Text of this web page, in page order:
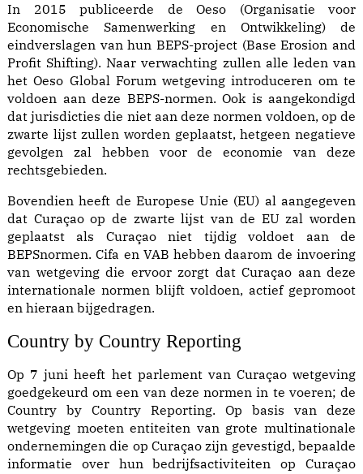
In 2015 publiceerde de Oeso (Organisatie voor
Economische Samenwerking en Ontwikkeling) de
eindverslagen van hun BEPS-project (Base Erosion and
Profit Shifting). Naar verwachting zullen alle leden van
het Oeso Global Forum wetgeving introduceren om te
voldoen aan deze BEPS-normen. Ook is aangekondigd
dat jurisdicties die niet aan deze normen voldoen, op de
zwarte lijst zullen worden geplaatst, hetgeen negatieve
gevolgen zal hebben voor de economie van deze
rechtsgebieden.
Bovendien heeft de Europese Unie (EU) al aangegeven
dat Curaçao op de zwarte lijst van de EU zal worden
geplaatst als Curaçao niet tijdig voldoet aan de
BEPSnormen. Cifa en VAB hebben daarom de invoering
van wetgeving die ervoor zorgt dat Curaçao aan deze
internationale normen blijft voldoen, actief gepromoot
en hieraan bijgedragen.
Country by Country Reporting
Op 7 juni heeft het parlement van Curaçao wetgeving
goedgekeurd om een van deze normen in te voeren; de
Country by Country Reporting. Op basis van deze
wetgeving moeten entiteiten van grote multinationale
ondernemingen die op Curaçao zijn gevestigd, bepaalde
informatie over hun bedrijfsactiviteiten op Curaçao